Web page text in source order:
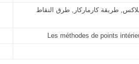
طريقة كارماركار, طرق النقاط
Les méthodes de points